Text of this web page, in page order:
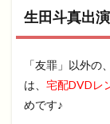
生田斗真出
「友罪」以外
は、 宅配DVDレ
めです♪